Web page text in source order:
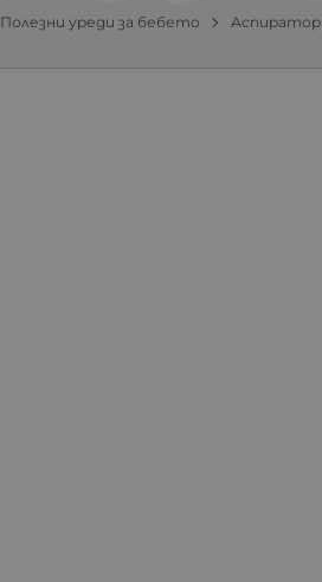
Полезни уреди за бебето